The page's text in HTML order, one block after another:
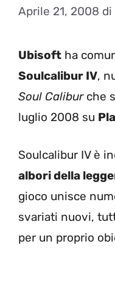
Aprile 21, 2008 di
Ubisoft ha
Soulcalibur IV,
Soul Caliburche
luglio 2008 su
Soulcalibur IV è
albori della
gioco unisce
svariati nuovi,
per un proprio